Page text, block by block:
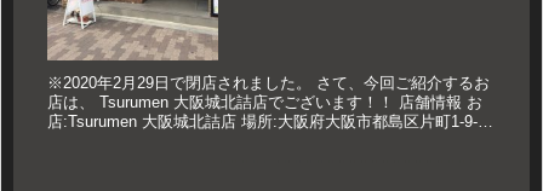
※2020年2月29日で閉店されました。 さて、今回ご紹介するお
店は、 Tsurumen 大阪城北詰店でございます！！ 店舗情報 お
店:Tsurumen 大阪城北詰店 場所:大阪府大阪市都島区片町1-9-34